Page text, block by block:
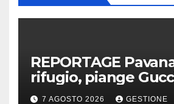
REPORTAGE
rifugio, piange
silenzio, lacrime e
7 AGOSTO 2026 GESTIONE